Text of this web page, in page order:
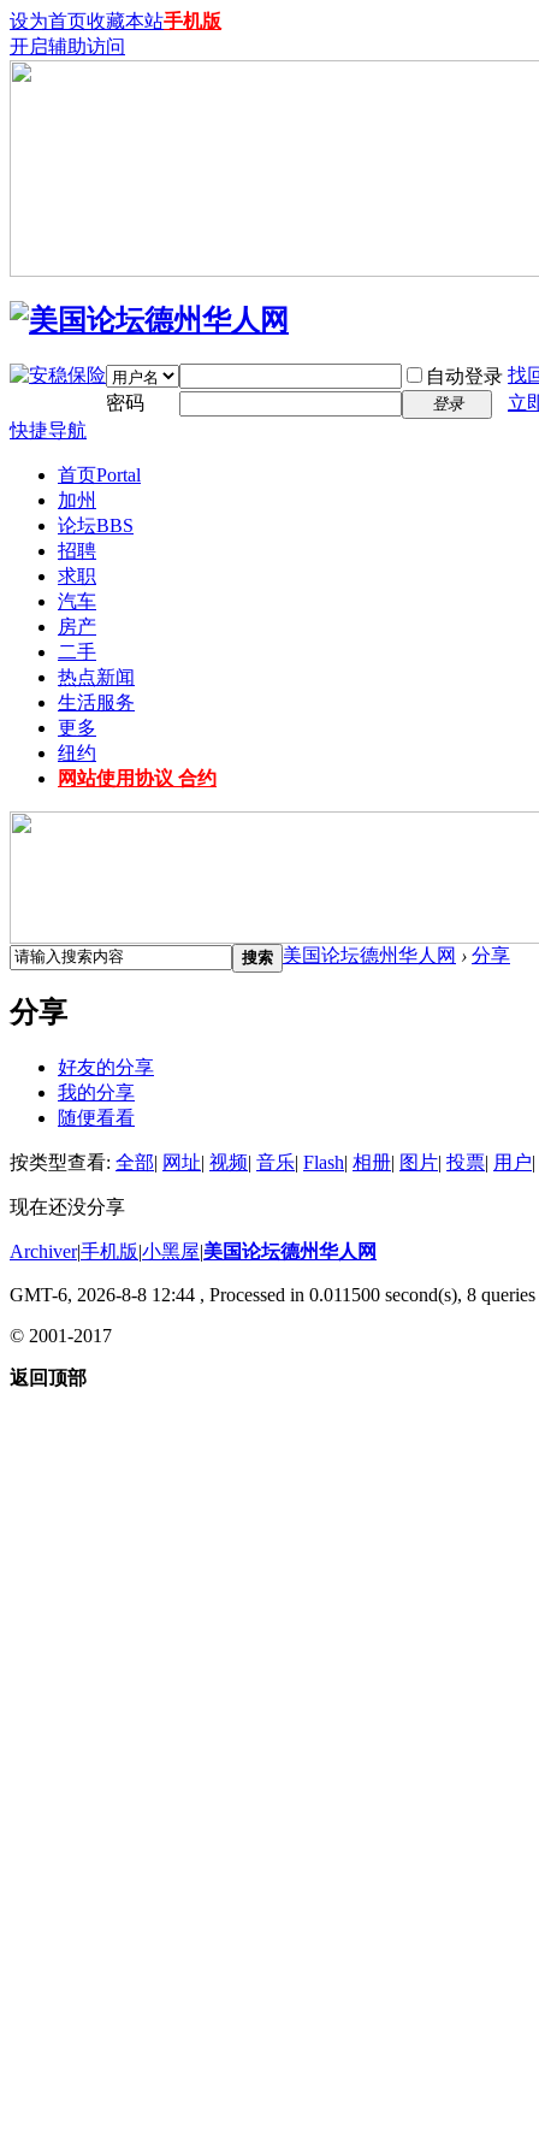
设为首页收藏本站手机版
开启辅助访问
自动登录 找
密码
登录
立
快捷导航
首页Portal
加州
论坛BBS
招聘
求职
汽车
房产
二手
热点新闻
生活服务
更多
纽约
网站使用协议 合约
搜索 美国论坛德州华人网 › 分享
分享
好友的分享
我的分享
随便看看
按类型查看: 全部| 网址| 视频| 音乐| Flash| 相册| 图片| 投票| 用户|
现在还没分享
Archiver|手机版|小黑屋|美国论坛德州华人网
GMT-6, 2026-8-8 12:44 , Processed in 0.011500 second(s), 8 queries
© 2001-2017
返回顶部